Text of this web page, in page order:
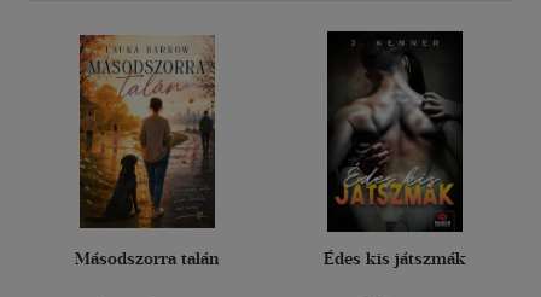
Másodszorra talán Édes kis játszmák